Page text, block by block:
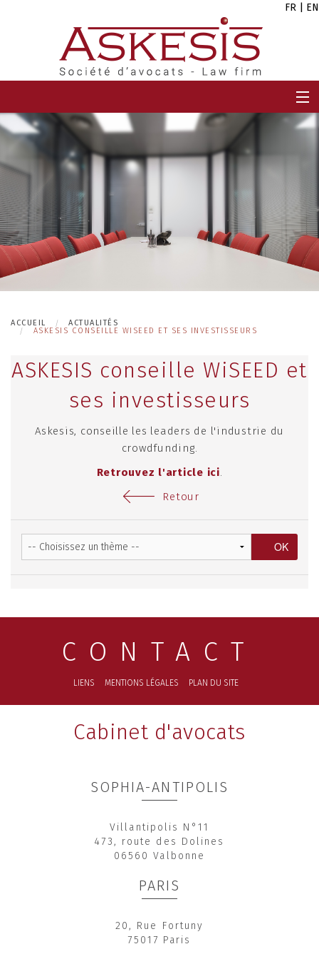
FR EN
EQUIPE
CARRIÈRES
ACTUALITÉS
ACCUEIL
ACTUALITÉS
ASKESIS CONSEILLE WISEED ET SES INVESTISSEURS
ASKESIS conseille WiSEED et
ses investisseurs
Askesis, conseille les leaders de l'industrie du
crowdfunding.
Retrouvez l'article ici.
Retour
CONTACT
LIENS MENTIONS LÉGALES PLAN DU SITE
Cabinet d'avocats
SOPHIA-ANTIPOLIS
Villantipolis N°11
473, route des Dolines
06560 Valbonne
PARIS
20, Rue Fortuny
75017 Paris